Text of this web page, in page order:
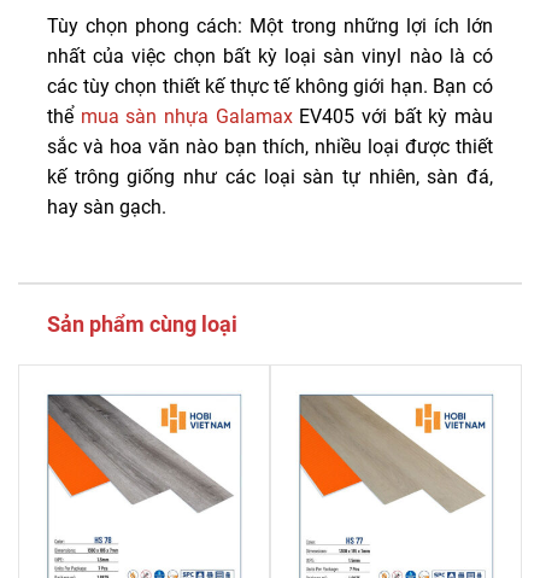
Tùy chọn phong cách: Một trong những lợi ích lớn
nhất của việc chọn bất kỳ loại sàn vinyl nào là có
các tùy chọn thiết kế thực tế không giới hạn. Bạn có
thể mua sàn nhựa GalamaxEV405 với bất kỳ màu
sắc và hoa văn nào bạn thích, nhiều loại được thiết
kế trông giống như các loại sàn tự nhiên, sàn đá,
hay sàn gạch.
Sản phẩm cùng loại